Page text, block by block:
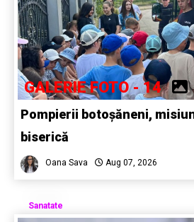
GALERIE FOTO - 14
Pompierii botoșăneni,
biserică
Oana Sava Aug 07, 2026
Sanatate